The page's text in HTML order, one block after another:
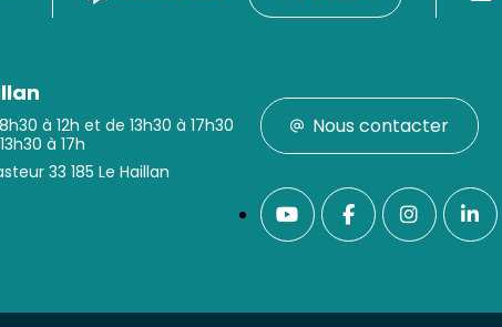
à 12h et de 13h30 à 17h30
à 17h
33 185 Le Haillan
Nous contacter